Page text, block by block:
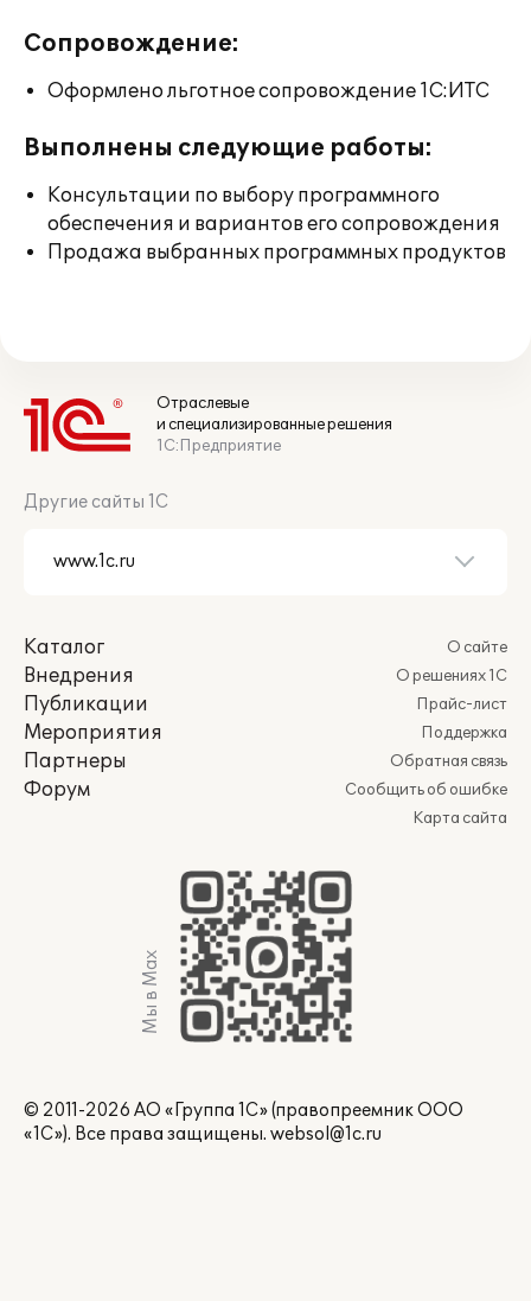
Сопровождение:
Оформлено льготное сопровождение 1С:ИТС
Выполнены следующие работы:
Консультации по выбору программного
обеспечения и вариантов его сопровождения
Продажа выбранных программных продуктов
Отраслевые
и специализированные решения
1С:Предприятие
Другие сайты 1С
Каталог
Внедрения
Публикации
Мероприятия
Партнеры
Форум
О сайте
О решениях 1С
Прайс-лист
Поддержка
Обратная связь
Сообщить об ошибке
Карта сайта
Мы в Max
© 2011-2026 АО «Группа 1С» (правопреемник ООО
«1С»). Все права защищены. websol@1c.ru